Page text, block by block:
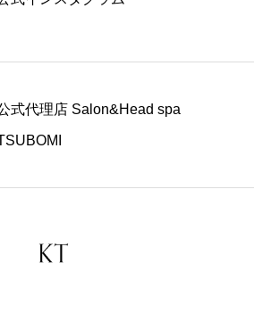
式代理店 Salon&Head spa